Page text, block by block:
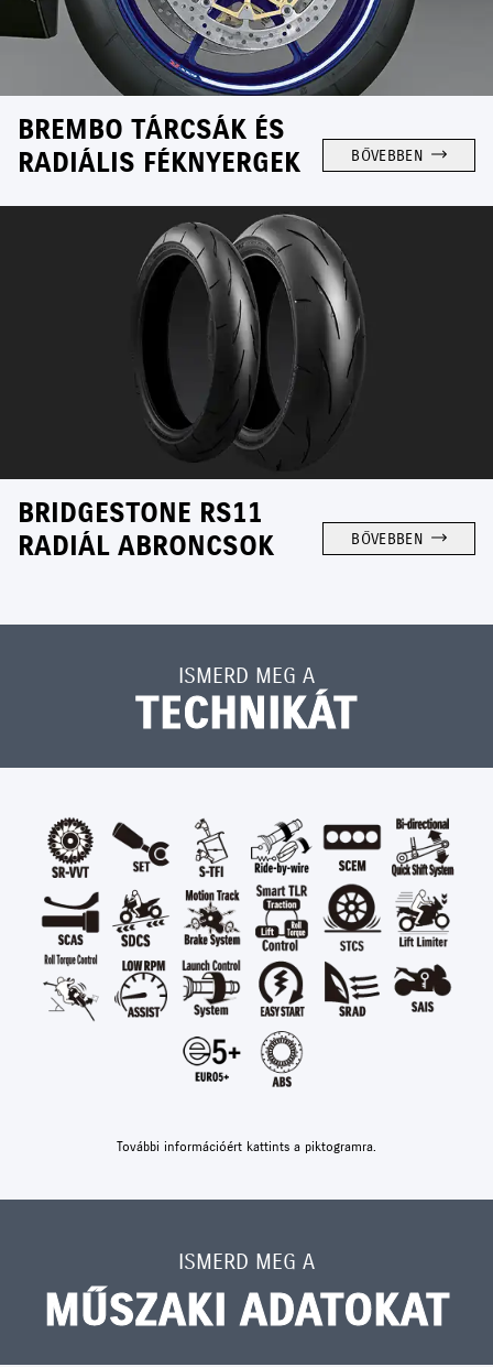
BREMBO TÁRCSÁK ÉS
RADIÁLIS FÉKNYERGEK
BŐVEBBEN
BRIDGESTONE RS11
RADIÁL ABRONCSOK
BŐVEBBEN
ISMERD MEG A
TECHNIKÁT
További információért kattints a piktogramra.
ISMERD MEG A
MŰSZAKI ADATOKAT